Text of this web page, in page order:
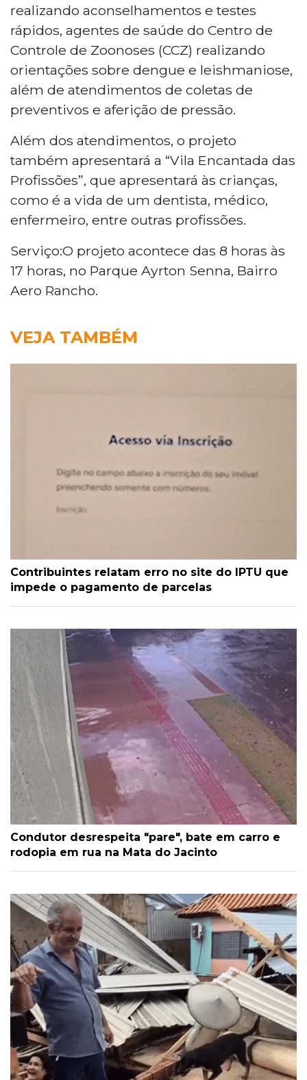
realizando aconselhamentos e testes
rápidos, agentes de saúde do Centro de
Controle de Zoonoses (CCZ) realizando
orientações sobre dengue e leishmaniose,
além de atendimentos de coletas de
preventivos e aferição de pressão.
Além dos atendimentos, o projeto
também apresentará a “Vila Encantada das
Profissões”, que apresentará às crianças,
como é a vida de um dentista, médico,
enfermeiro, entre outras profissões.
Serviço:O projeto acontece das 8 horas às
17 horas, no Parque Ayrton Senna, Bairro
Aero Rancho.
VEJA TAMBÉM
Contribuintes relatam erro no site do IPTU que
impede o pagamento de parcelas
Condutor desrespeita "pare", bate em carro e
rodopia em rua na Mata do Jacinto